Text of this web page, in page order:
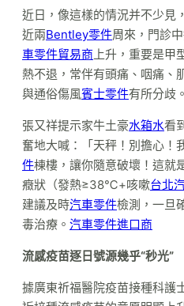
近日，像這樣的情況并不少見
近兩Bentley零件周來，門診
車零件貿易商 上升，重要是甲
熱不退，常伴有頭痛、咽痛、
與通俗傷風賓士零件有所分歧。
張又祥提示家牛土豪水箱水看
奮地大喊：「天秤！別擔心！
件棟樓，讓你隨意破壞！這就
癥狀（發熱≥38℃+咳嗽台北
建議及時汽車零件檢測，一旦
毒治療。 汽車零件進口商
流感疫苗逐日號源幾乎“秒光”
據廣東祈福醫院疫苗接種科護